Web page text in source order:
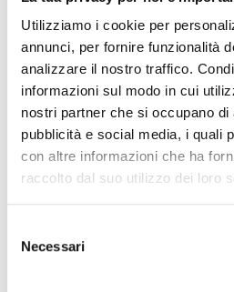
Utilizziamo i cookie per
annunci, per fornire funzionalità
analizzare il nostro traffico.
informazioni sul modo in cui
nostri partner che si occupano di
pubblicità e social media, i quali
con altre informazioni che ha
raccolto dal suo utilizzo dei loro
delNecessari
Moretti: innovazione al
dell’inclusione